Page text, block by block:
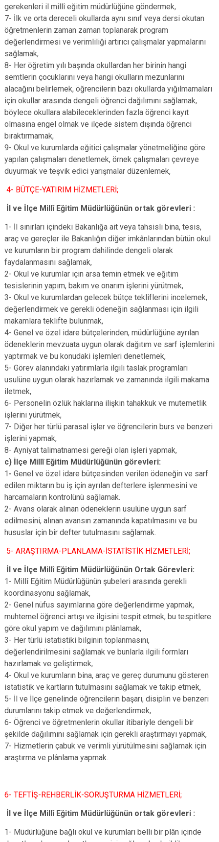
gerekenleri il millî eğitim müdürlüğüne göndermek,
7- İlk ve orta dereceli okullarda aynı sınıf veya dersi okutan
öğretmenlerin zaman zaman toplanarak program
değerlendirmesi ve verimliliği artırıcı çalışmalar yapmalarını
sağlamak,
8- Her öğretim yılı başında okullardan her birinin hangi
semtlerin çocuklarını veya hangi okulların mezunlarını
alacağını belirlemek, öğrencilerin bazı okullarda yığılmamaları
için okullar arasında dengeli öğrenci dağılımını sağlamak,
böylece okullara alabileceklerinden fazla öğrenci kayıt
olmasına engel olmak ve ilçede sistem dışında öğrenci
bıraktırmamak,
9- Okul ve kurumlarda eğitici çalışmalar yönetmeliğine göre
yapılan çalışmaları denetlemek, örnek çalışmaları çevreye
duyurmak ve teşvik edici yarışmalar düzenlemek,
4- BÜTÇE-YATIRIM HİZMETLERİ;
İl ve İlçe Millî Eğitim Müdürlüğünün ortak görevleri :
1- İl sınırları içindeki Bakanlığa ait veya tahsisli bina, tesis,
araç ve gereçler ile Bakanlığın diğer imkânlarından bütün okul
ve kurumların bir program dahilinde dengeli olarak
faydalanmasını sağlamak,
2- Okul ve kurumlar için arsa temin etmek ve eğitim
tesislerinin yapım, bakım ve onarım işlerini yürütmek,
3- Okul ve kurumlardan gelecek bütçe tekliflerini incelemek,
değerlendirmek ve gerekli ödeneğin sağlanması için ilgili
makamlara teklifte bulunmak,
4- Genel ve özel idare bütçelerinden, müdürlüğüne ayrılan
ödeneklerin mevzuata uygun olarak dağıtım ve sarf işlemlerini
yaptırmak ve bu konudaki işlemleri denetlemek,
5- Görev alanındaki yatırımlarla ilgili taslak programları
usulüne uygun olarak hazırlamak ve zamanında ilgili makama
iletmek,
6- Personelin özlük haklarına ilişkin tahakkuk ve mutemetlik
işlerini yürütmek,
7- Diğer her türlü parasal işler ve öğrencilerin burs ve benzeri
işlerini yapmak,
8- Ayniyat talimatnamesi gereği olan işleri yapmak,
c) İlçe Millî Eğitim Müdürlüğünün görevleri:
1- Genel ve özel idare bütçesinden verilen ödeneğin ve sarf
edilen miktarın bu iş için ayrılan defterlere işlenmesini ve
harcamaların kontrolünü sağlamak.
2- Avans olarak alınan ödeneklerin usulüne uygun sarf
edilmesini, alınan avansın zamanında kapatılmasını ve bu
hususlar için bir defter tutulmasını sağlamak.
5- ARAŞTIRMA-PLANLAMA-İSTATİSTİK HİZMETLERİ;
İl ve İlçe Millî Eğitim Müdürlüğünün Ortak Görevleri:
1- Millî Eğitim Müdürlüğünün şubeleri arasında gerekli
koordinasyonu sağlamak,
2- Genel nüfus sayımlarına göre değerlendirme yapmak,
muhtemel öğrenci artışı ve ilgisini tespit etmek, bu tespitlere
göre okul yapım ve dağılımını plânlamak,
3- Her türlü istatistiki bilginin toplanmasını,
değerlendirilmesini sağlamak ve bunlarla ilgili formları
hazırlamak ve geliştirmek,
4- Okul ve kurumların bina, araç ve gereç durumunu gösteren
istatistik ve kartların tutulmasını sağlamak ve takip etmek,
5- İl ve İlçe genelinde öğrencilerin başarı, disiplin ve benzeri
durumlarını takip etmek ve değerlendirmek,
6- Öğrenci ve öğretmenlerin okullar itibariyle dengeli bir
şekilde dağılımını sağlamak için gerekli araştırmayı yapmak,
7- Hizmetlerin çabuk ve verimli yürütülmesini sağlamak için
araştırma ve plânlama yapmak.
6- TEFTİŞ-REHBERLİK-SORUŞTURMA HİZMETLERİ;
İl ve İlçe Millî Eğitim Müdürlüğünün ortak görevleri :
1- Müdürlüğüne bağlı okul ve kurumları belli bir plân içinde